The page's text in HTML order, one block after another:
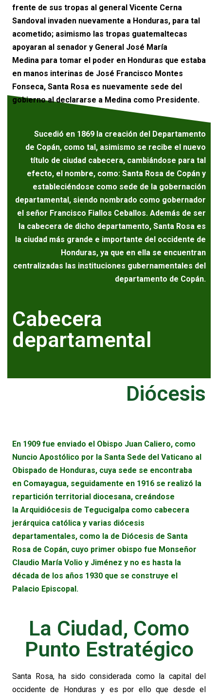
frente de sus tropas al general Vicente Cerna
Sandoval invaden nuevamente a Honduras, para tal
acometido; asimismo las tropas guatemaltecas
apoyaran al senador y General José María
Medina para tomar el poder en Honduras que estaba
en manos interinas de José Francisco Montes
Fonseca, Santa Rosa es nuevamente sede del
gobierno al declararse a Medina como Presidente.
Sucedió en 1869 la creación del Departamento
de Copán, como tal, asimismo se recibe el nuevo
título de ciudad cabecera, cambiándose para tal
efecto, el nombre, como: Santa Rosa de Copán y
estableciéndose como sede de la gobernación
departamental, siendo nombrado como gobernador
el señor Francisco Fiallos Ceballos. Además de ser
la cabecera de dicho departamento, Santa Rosa es
la ciudad más grande e importante del occidente de
Honduras, ya que en ella se encuentran
centralizadas las instituciones gubernamentales del
departamento de Copán.
Cabecera
departamental
Diócesis
En 1909 fue enviado el Obispo Juan Caliero, como
Nuncio Apostólico por la Santa Sede del Vaticano al
Obispado de Honduras, cuya sede se encontraba
en Comayagua, seguidamente en 1916 se realizó la
repartición territorial diocesana, creándose
la Arquidiócesis de Tegucigalpa como cabecera
jerárquica católica y varias diócesis
departamentales, como la de Diócesis de Santa
Rosa de Copán, cuyo primer obispo fue Monseñor
Claudio María Volio y Jiménez y no es hasta la
década de los años 1930 que se construye el
Palacio Episcopal.
La Ciudad, Como
Punto Estratégico
Santa Rosa, ha sido considerada como la capital del
occidente de Honduras y es por ello que desde el